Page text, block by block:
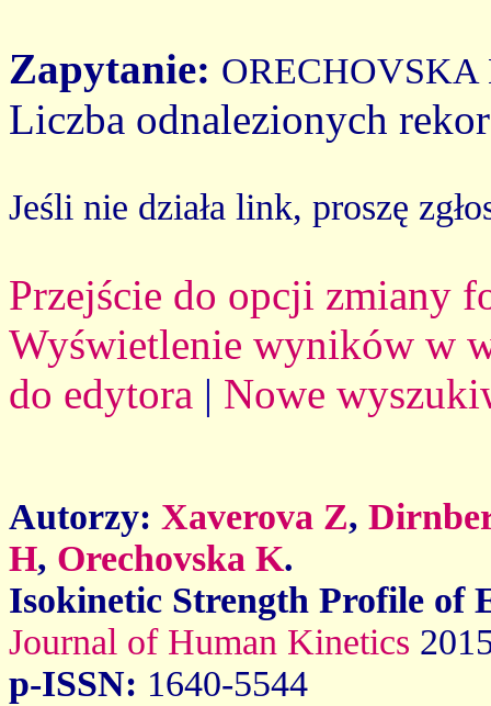
Zapytanie: ORECHOVSKA
Liczba odnalezionych
Jeśli nie działa link, proszę
Przejście do opcji zmiany
Wyświetlenie wyników w
do edytora | Nowe
Autorzy: Xaverova Z,
H, Orechovska K.
Isokinetic Strength Profile of
Journal of Human Kinetics
p-ISSN: 1640-5544